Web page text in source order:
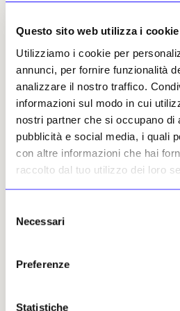
Questo sito web utilizza i cookie
Utilizziamo i cookie per
annunci, per fornire funzionalità
analizzare il nostro traffico.
informazioni sul modo in cui
nostri partner che si occupano di
pubblicità e social media, i quali
con altre informazioni che hai
raccolto dal tuo utilizzo dei loro
delNecessari
Preferenze
Statistiche
Gaspare Melchiorri
Leggi i suoi articoli
Altri articoli